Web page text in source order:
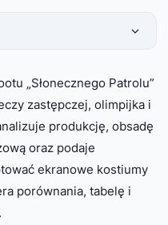
„Słonecznego Patrolu”
zastępczej, olimpijka i
produkcję, obsadę
oraz podaje
ekranowe kostiumy
porównania, tabelę i